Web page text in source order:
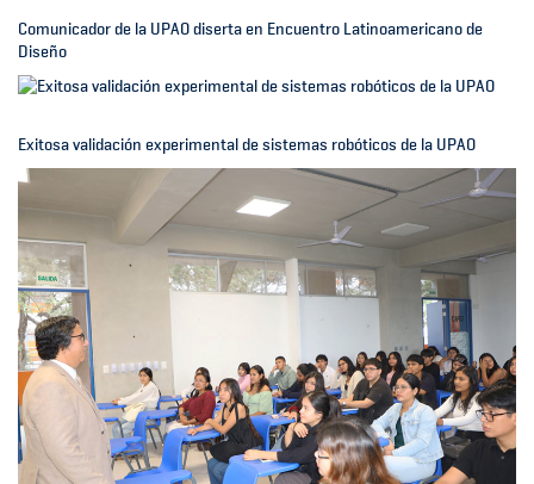
Comunicador de la UPAO diserta en Encuentro Latinoamericano de
Diseño
Exitosa validación experimental de sistemas robóticos de la UPAO